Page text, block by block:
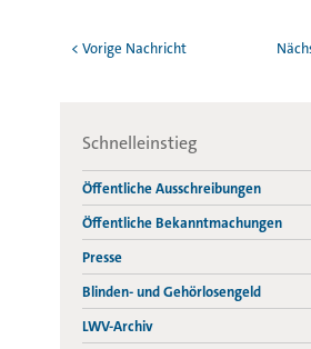
< Vorige Nachricht
Schnelleinstieg
Öffentliche Ausschreibungen
Öffentliche Bekanntmachungen
Presse
Blinden- und Gehörlosengeld
LWV-Archiv